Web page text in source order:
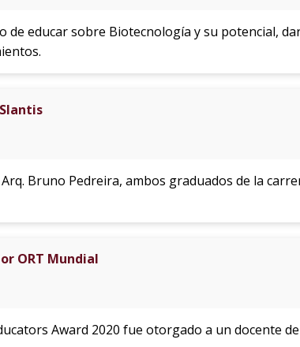
educar sobre Biotecnología y su potencial,
Bruno Pedreira, ambos graduados de la
ORT Mundial
Award 2020 fue otorgado a un docente